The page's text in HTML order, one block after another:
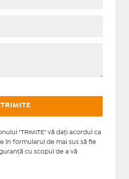
"TRIMITE" vă daţi acordul ca
în formularul de mai sus să fie
cu scopul de a vă